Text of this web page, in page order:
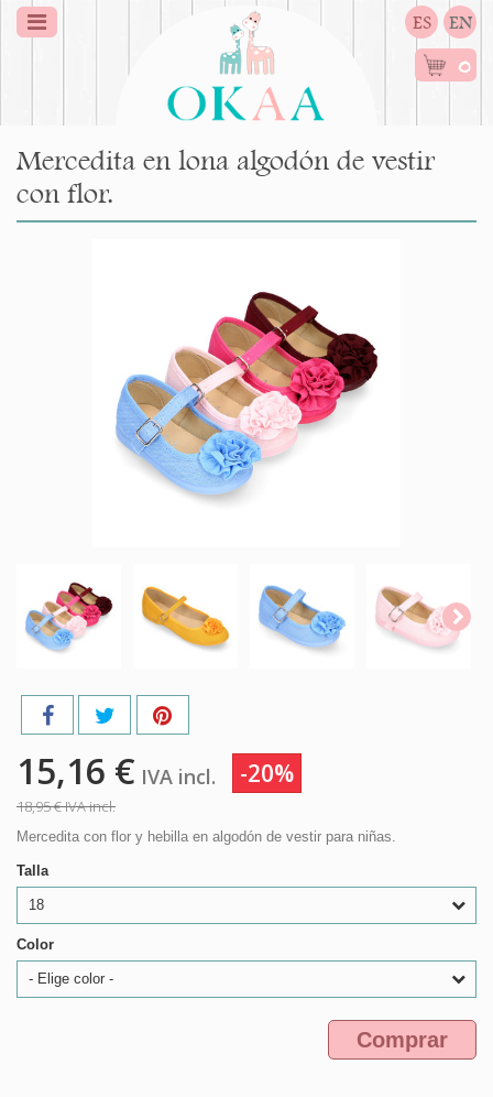
ES EN
0
Mercedita en lona algodón de vestir
con flor.
15,16 € IVA incl. -20%
18,95 €IVA incl.
Mercedita con flor y hebilla en algodón de vestir para niñas.
Talla
18
Color
- Elige color -
Comprar